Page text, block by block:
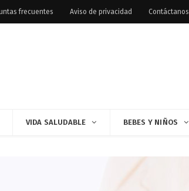
frecuentes Aviso de privacidad Contáctanos
VIDA SALUDABLE BEBES Y NIÑOS